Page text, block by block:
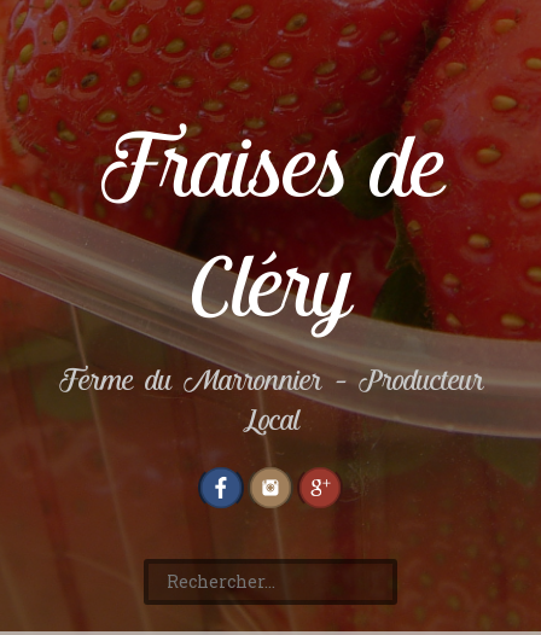
Fraises de
Cléry
Ferme du Marronnier – Producteur
Local
Rechercher :